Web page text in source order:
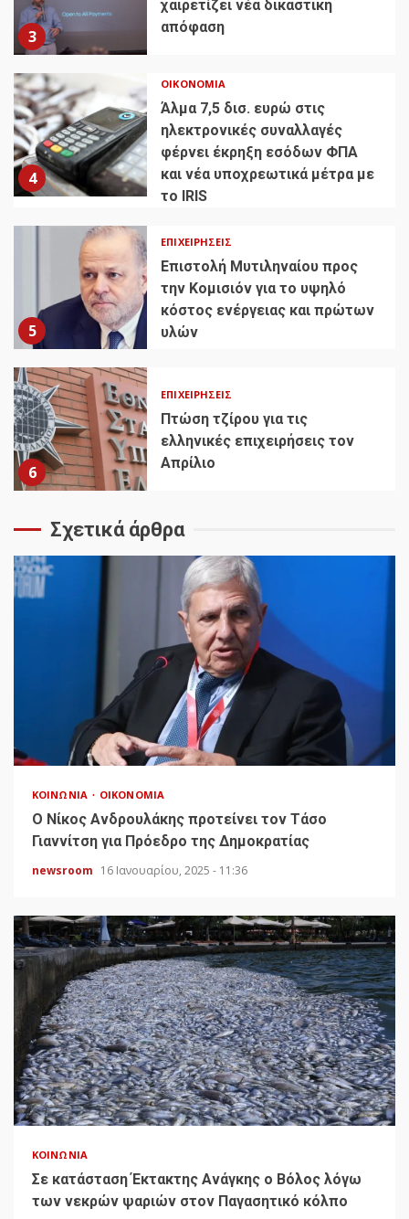
3
χαιρετίζει νέα δικαστική
απόφαση
4
ΟΙΚΟΝΟΜΊΑ
Άλμα 7,5 δισ. ευρώ στις
ηλεκτρονικές συναλλαγές
φέρνει έκρηξη εσόδων ΦΠΑ
και νέα υποχρεωτικά μέτρα με
το IRIS
5
ΕΠΙΧΕΙΡΉΣΕΙΣ
Επιστολή Μυτιληναίου προς
την Κομισιόν για το υψηλό
κόστος ενέργειας και πρώτων
υλών
6
ΕΠΙΧΕΙΡΉΣΕΙΣ
Πτώση τζίρου για τις
ελληνικές επιχειρήσεις τον
Απρίλιο
Σχετικά άρθρα
ΚΟΙΝΩΝΊΑ ΟΙΚΟΝΟΜΊΑ
Ο Νίκος Ανδρουλάκης προτείνει τον Τάσο
Γιαννίτση για Πρόεδρο της Δημοκρατίας
newsroom 16 Ιανουαρίου, 2025 - 11:36
ΚΟΙΝΩΝΊΑ
Σε κατάσταση Έκτακτης Ανάγκης ο Βόλος λόγω
των νεκρών ψαριών στον Παγασητικό κόλπο